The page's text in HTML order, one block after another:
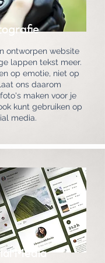
ontworpen website
lappen tekst meer.
op emotie, niet op
ons daarom
maken voor je
kunt gebruiken op
media.
mij meer
Media